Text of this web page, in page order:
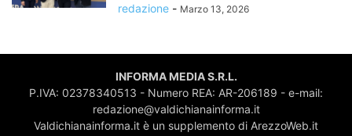
redazione - Marzo 13, 2026
INFORMA MEDIA S.R.L.
P.IVA: 02378340513 - Numero REA: AR-206189 - e-mail:
redazione@valdichianainforma.it
Valdichianainforma.it è un supplemento di ArezzoWeb.it